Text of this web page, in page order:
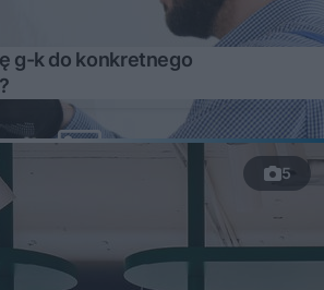
g-k do konkretnego
5